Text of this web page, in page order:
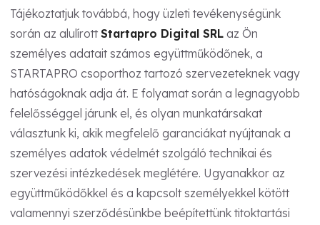
Tájékoztatjuk továbbá, hogy üzleti tevékenységünk
során az alulírott Startapro Digital SRL az Ön
személyes adatait számos együttműködőnek, a
STARTAPRO csoporthoz tartozó szervezeteknek vagy
hatóságoknak adja át. E folyamat során a legnagyobb
felelősséggel járunk el, és olyan munkatársakat
választunk ki, akik megfelelő garanciákat nyújtanak a
személyes adatok védelmét szolgáló technikai és
szervezési intézkedések meglétére. Ugyanakkor az
együttműködőkkel és a kapcsolt személyekkel kötött
valamennyi szerződésünkbe beépítettünk titoktartási